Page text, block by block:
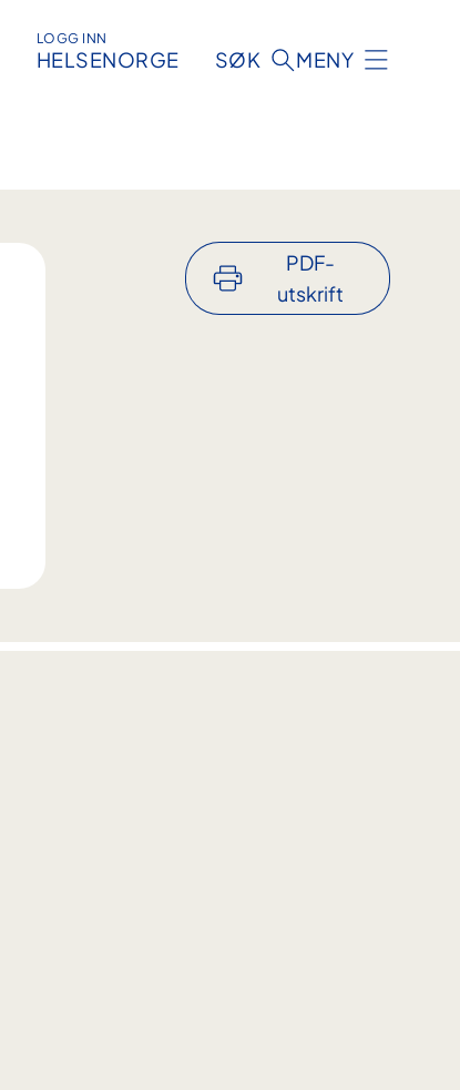
LOGG INN
HELSENORGE SØK MENY
PDF-
utskrift